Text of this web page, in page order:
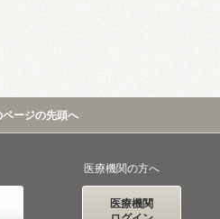
ページの先頭へ
医療機関の方へ
医療機関